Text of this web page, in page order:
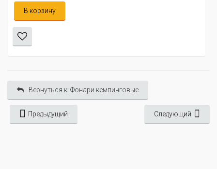
Вернуться к: Фонари кемпинговые
Предыдущий Следующий